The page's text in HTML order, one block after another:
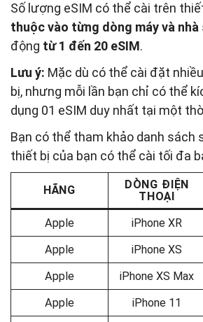
Số lượng eSIM có thể cài trên
thuộc vào từng dòng máy và nhà
động từ 1 đến 20 eSIM.
Lưu ý: Mặc dù có thể cài đặt
bị, nhưng mỗi lần bạn chỉ có thể
dụng 01 eSIM duy nhất tại một
Bạn có thể tham khảo danh sách
thiết bị của bạn có thể cài tối đa
HÃNG
DÒNG ĐIỆN
THOẠI
Apple
iPhone XR
Apple
iPhone XS
Apple
iPhone XS Max
Apple
iPhone 11